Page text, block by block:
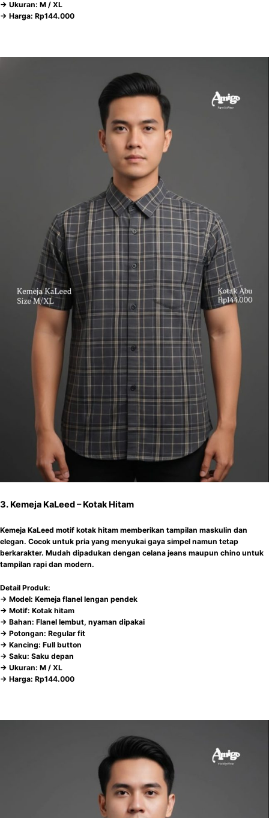
-> Ukuran: M / XL
-> Harga: Rp144.000
3. Kemeja KaLeed – Kotak Hitam
Kemeja KaLeed motif kotak hitam memberikan tampilan maskulin dan
elegan. Cocok untuk pria yang menyukai gaya simpel namun tetap
berkarakter. Mudah dipadukan dengan celana jeans maupun chino untuk
tampilan rapi dan modern.
Detail Produk:
-> Model: Kemeja flanel lengan pendek
-> Motif: Kotak hitam
-> Bahan: Flanel lembut, nyaman dipakai
-> Potongan: Regular fit
-> Kancing: Full button
-> Saku: Saku depan
-> Ukuran: M / XL
-> Harga: Rp144.000